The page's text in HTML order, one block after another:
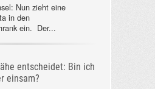
Nun zieht eine
in den
ein. Der...
entscheidet: Bin ich
einsam?